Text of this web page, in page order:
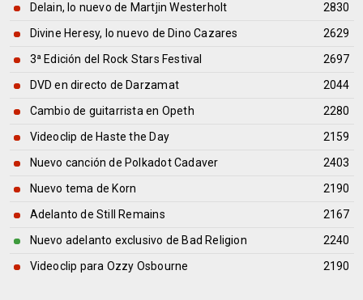
Delain, lo nuevo de Martjin Westerholt
2830
Divine Heresy, lo nuevo de Dino Cazares
2629
3ª Edición del Rock Stars Festival
2697
DVD en directo de Darzamat
2044
Cambio de guitarrista en Opeth
2280
Videoclip de Haste the Day
2159
Nuevo canción de Polkadot Cadaver
2403
Nuevo tema de Korn
2190
Adelanto de Still Remains
2167
Nuevo adelanto exclusivo de Bad Religion
2240
Videoclip para Ozzy Osbourne
2190